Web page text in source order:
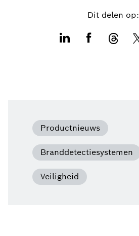
Dit delen op:
Productnieuws
Branddetectiesystemen
Veiligheid